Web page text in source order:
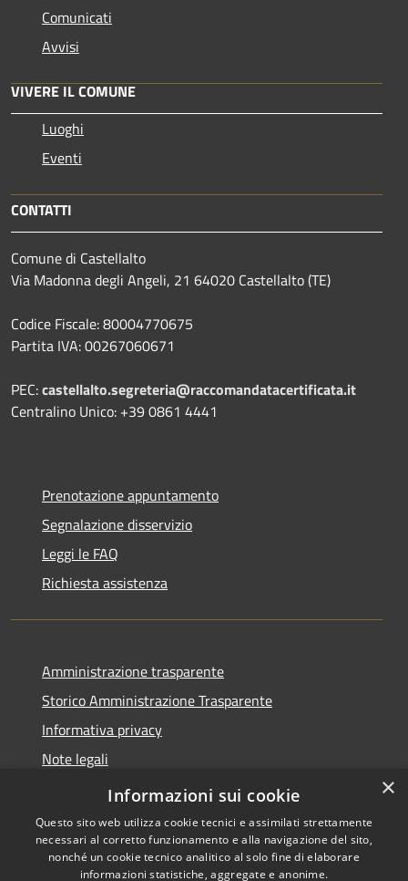
Comunicati
Avvisi
VIVERE IL COMUNE
Luoghi
Eventi
CONTATTI
Comune di Castellalto
Via Madonna degli Angeli, 21 64020 Castellalto (TE)
Codice Fiscale: 80004770675
Partita IVA: 00267060671
PEC:castellalto.segreteria@raccomandatacertificata.it
Centralino Unico: +39 0861 4441
Prenotazione appuntamento
Segnalazione disservizio
Leggi le FAQ
Richiesta assistenza
Amministrazione trasparente
Storico Amministrazione Trasparente
Informativa privacy
Note legali
Dichiarazione di accessibilità
×
Informazioni sui cookie
Questo sito web utilizza cookie tecnici e assimilati strettamente
necessari al corretto funzionamento e alla navigazione del sito,
nonché un cookie tecnico analitico al solo fine di elaborare
informazioni statistiche, aggregate e anonime.